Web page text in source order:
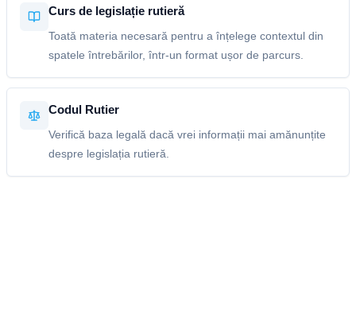
Curs de legislație rutieră
Toată materia necesară pentru a înțelege contextul din
spatele întrebărilor, într-un format ușor de parcurs.
Codul Rutier
Verifică baza legală dacă vrei informații mai amănunțite
despre legislația rutieră.